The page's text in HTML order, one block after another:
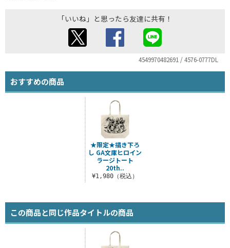
「いいね」と思ったら友達に共有！
4549970482691 / 4576-0777DL
おすすめの商品
★限定★描き下ろ
し GA文庫ヒロイン
ラージトート
20th..
¥1,980（税込）
この商品と同じ作品タイトルの商品